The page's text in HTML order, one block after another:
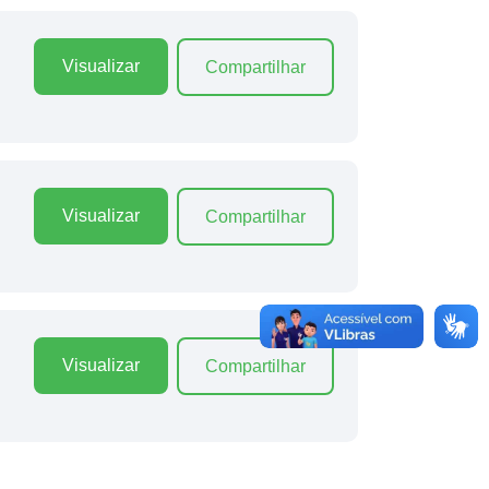
Visualizar Compartilhar
Visualizar Compartilhar
Visualizar Compartilhar